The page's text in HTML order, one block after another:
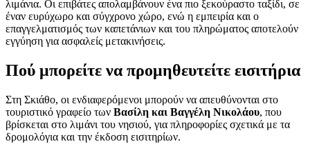
λιμάνια. Οι επιβάτες απολαμβάνουν ένα πιο ξεκούραστο ταξίδι, σε
έναν ευρύχωρο και σύγχρονο χώρο, ενώ η εμπειρία και ο
επαγγελματισμός των καπετάνιων και του πληρώματος αποτελούν
εγγύηση για ασφαλείς μετακινήσεις.
Πού μπορείτε να προμηθευτείτε εισιτήρια
Στη Σκιάθο, οι ενδιαφερόμενοι μπορούν να απευθύνονται στο
τουριστικό γραφείο των Βασίλη και Βαγγέλη Νικολάου, που
βρίσκεται στο λιμάνι του νησιού, για πληροφορίες σχετικά με τα
δρομολόγια και την έκδοση εισιτηρίων.